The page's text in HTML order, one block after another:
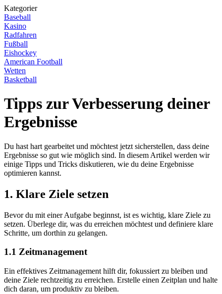
Kategorier
Baseball
Kasino
Radfahren
Fußball
Eishockey
American Football
Wetten
Basketball
Tipps zur Verbesserung deiner
Ergebnisse
Du hast hart gearbeitet und möchtest jetzt sicherstellen, dass deine
Ergebnisse so gut wie möglich sind. In diesem Artikel werden wir
einige Tipps und Tricks diskutieren, wie du deine Ergebnisse
optimieren kannst.
1. Klare Ziele setzen
Bevor du mit einer Aufgabe beginnst, ist es wichtig, klare Ziele zu
setzen. Überlege dir, was du erreichen möchtest und definiere klare
Schritte, um dorthin zu gelangen.
1.1 Zeitmanagement
Ein effektives Zeitmanagement hilft dir, fokussiert zu bleiben und
deine Ziele rechtzeitig zu erreichen. Erstelle einen Zeitplan und halte
dich daran, um produktiv zu bleiben.